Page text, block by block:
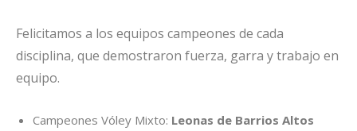
Felicitamos a los equipos campeones de cada
disciplina, que demostraron fuerza, garra y trabajo en
equipo.
Campeones Vóley Mixto: Leonas de Barrios Altos